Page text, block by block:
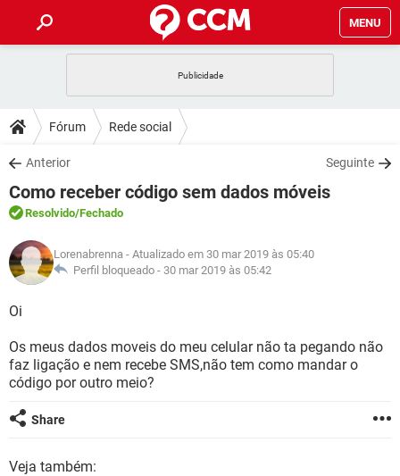
MENU
CELULAR
OUTLOOK
INSTAGRAM GMAIL
GUIA DE COMPRAS
DICAS
JOGOS
OUTLOOK
INSTAGRAM
GUIA DE COMPRAS
DOWNLOADS
JOGOS WHATSAPP
CELULAR
OUTLOOK EXCEL
INSTAGRAM
GUIA DE COMPRAS
FÓRUM
JOGOS
CELULAR FACEBOOK
GUIA DE COMPRAS
GLOSSÁRIO
JOGOS
CELULAR
OUTLOOK EXCEL
INSTAGRAM
Fórum Rede social
Anterior Seguinte
Como receber código sem dados móveis
Resolvido/Fechado
Lorenabrenna - Atualizado em 30 mar 2019 às 05:40
Perfil bloqueado - 30 mar 2019 às 05:42
Oi
Os meus dados moveis do meu celular não ta pegando não
faz ligação e nem recebe SMS,não tem como mandar o
código por outro meio?
Share
Veja também: